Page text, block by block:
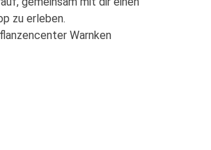
zu erleben.
Warnken